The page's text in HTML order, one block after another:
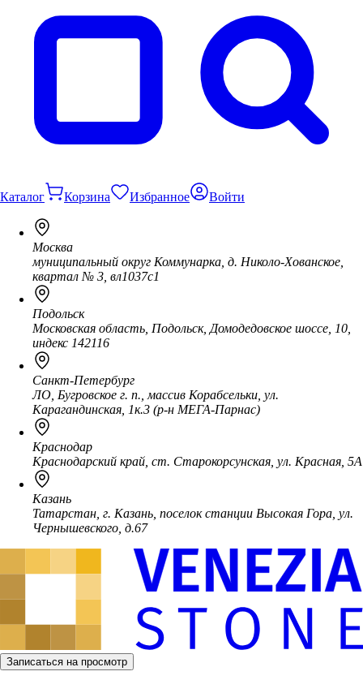
Каталог Корзина Избранное Войти
Москва
муниципальный округ Коммунарка, д. Николо-Хованское,
квартал № 3, вл1037с1
Подольск
Московская область, Подольск, Домодедовское шоссе, 10,
индекс 142116
Санкт-Петербург
ЛО, Бугровское г. п., массив Корабсельки, ул.
Карагандинская, 1к.3 (р-н МЕГА-Парнас)
Краснодар
Краснодарский край, ст. Старокорсунская, ул. Красная, 5А
Казань
Татарстан, г. Казань, поселок станции Высокая Гора, ул.
Чернышевского, д.67
Записаться на просмотр